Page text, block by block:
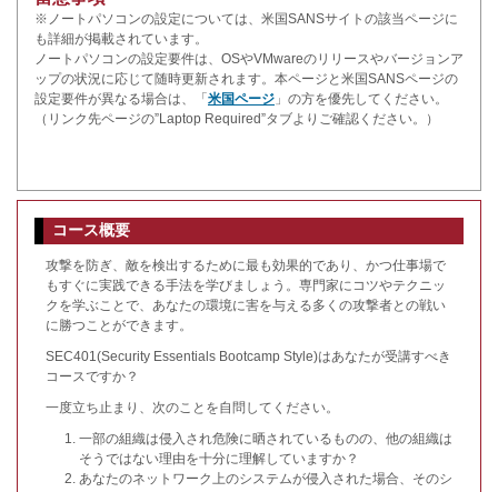
※ノートパソコンの設定については、米国SANSサイトの該当ページに
も詳細が掲載されています。
ノートパソコンの設定要件は、OSやVMwareのリリースやバージョンア
ップの状況に応じて随時更新されます。本ページと米国SANSページの
設定要件が異なる場合は、「 米国ページ 」の方を優先してください。
（リンク先ページの”Laptop Required”タブよりご確認ください。）
コース概要
攻撃を防ぎ、敵を検出するために最も効果的であり、かつ仕事場で
もすぐに実践できる手法を学びましょう。専門家にコツやテクニッ
クを学ぶことで、あなたの環境に害を与える多くの攻撃者との戦い
に勝つことができます。
SEC401(Security Essentials Bootcamp Style)はあなたが受講すべき
コースですか？
一度立ち止まり、次のことを自問してください。
一部の組織は侵入され危険に晒されているものの、他の組織は
そうではない理由を十分に理解していますか？
あなたのネットワーク上のシステムが侵入された場合、そのシ